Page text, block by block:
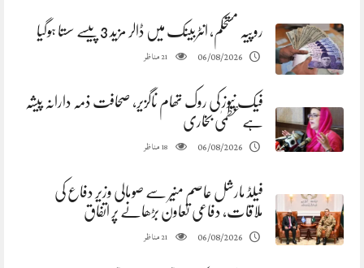
روپیہ مستحکم، انٹربینک میں ڈالر مزید 3 پیسے سستا ہوگیا
06/08/2026
21مناظر
فیک نیوز کی روک تھام ناگزیر، صحافت ذمہ دارانہ پیشہ
ہے عظمیٰ بخاری
06/08/2026
18مناظر
فیلڈ مارشل عاصم منیر سے صومالی وزیر دفاع کی
ملاقات، دفاعی تعاون بڑھانے پر اتفاق
06/08/2026
21مناظر